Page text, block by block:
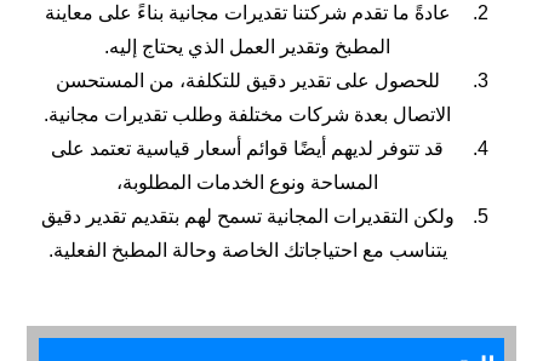
عادةً ما تقدم شركتنا تقديرات مجانية بناءً على معاينة
المطبخ وتقدير العمل الذي يحتاج إليه.
للحصول على تقدير دقيق للتكلفة، من المستحسن
الاتصال بعدة شركات مختلفة وطلب تقديرات مجانية.
قد تتوفر لديهم أيضًا قوائم أسعار قياسية تعتمد على
المساحة ونوع الخدمات المطلوبة،
ولكن التقديرات المجانية تسمح لهم بتقديم تقدير دقيق
يتناسب مع احتياجاتك الخاصة وحالة المطبخ الفعلية.